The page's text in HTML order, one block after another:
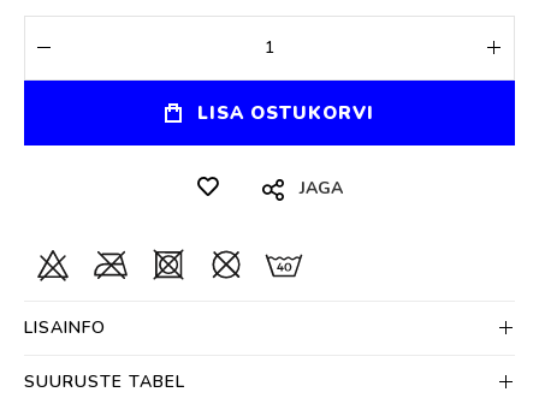
LISA OSTUKORVI
JAGA
LISAINFO
SUURUSTE TABEL